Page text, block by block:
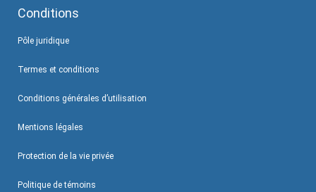
Conditions
Pôle juridique
Termes et conditions
Conditions générales d’utilisation
Mentions légales
Protection de la vie privée
Politique de témoins